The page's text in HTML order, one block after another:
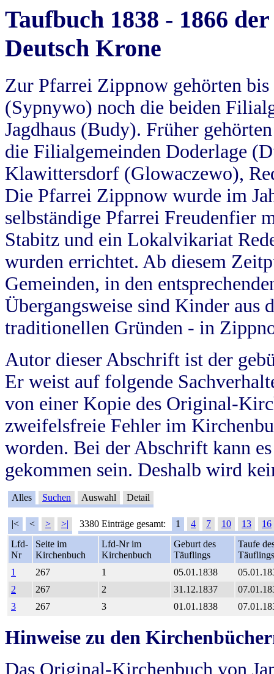
Taufbuch 1838 - 1866
Deutsch Krone
Zur Pfarrei Zippnow gehörten
(Sypnywo) noch die beiden
Jagdhaus (Budy). Früher
die Filialgemeinden Doderlage
Klawittersdorf (Glowaczewo),
Die Pfarrei Zippnow wurde im
selbständige Pfarrei Freudenfier
Stabitz und ein Lokalvikariat
wurden errichtet. Ab diesem
Gemeinden, in den
Übergangsweise sind Kinder aus
traditionellen Gründen - in
Autor dieser Abschrift ist der
Er weist auf folgende
von einer Kopie des Original-
zweifelsfreie Fehler im
worden. Bei der Abschrift kann
gekommen sein. Deshalb wird
Alles Suchen Auswahl Detail
|< < > >| 3380 Einträge gesamt: 1 4 7 10 13
16
Lfd-
Nr
Seite im
Kirchenbuch
Lfd-Nr im
Kirchenbuch
Geburt des
Täuflings
Taufe
Täuflings
1
267 1 05.01.1838
2
267 2 31.12.1837
3
267 3 01.01.1838
Hinweise zu den
Das Original-Kirchenbuch von